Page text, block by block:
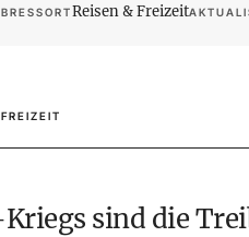
Reisen & Freizeit
sind die